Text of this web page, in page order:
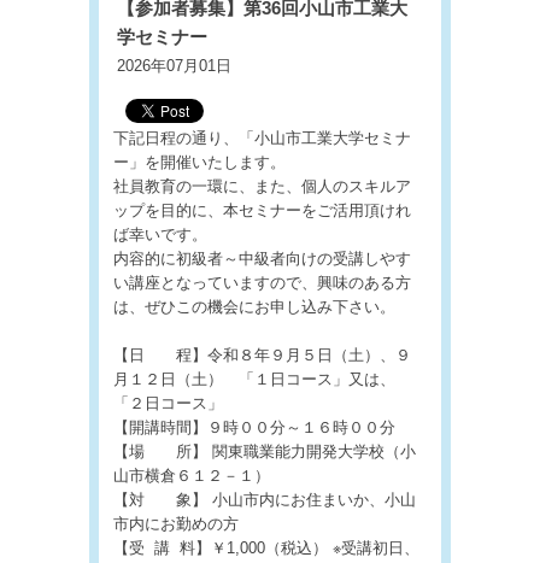
【参加者募集】第36回小山市工業大
学セミナー
2026年07月01日
下記日程の通り、「小山市工業大学セミナ
ー」を開催いたします。
社員教育の一環に、また、個人のスキルア
ップを目的に、本セミナーをご活用頂けれ
ば幸いです。
内容的に初級者～中級者向けの受講しやす
い講座となっていますので、興味のある方
は、ぜひこの機会にお申し込み下さい。
【日 程】令和８年９月５日（土）、９
月１２日（土） 「１日コース」又は、
「２日コース」
【開講時間】９時００分～１６時００分
【場 所】 関東職業能力開発大学校（小
山市横倉６１２－１）
【対 象】 小山市内にお住まいか、小山
市内にお勤めの方
【受 講 料】￥1,000（税込） ※受講初日、